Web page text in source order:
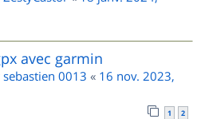
avec garmin
sebastien 0013 « 16 nov. 2023,
1 2